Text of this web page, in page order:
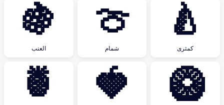
🍐
كمثرى
🍈
شمام
🍇
العنب
🥝
🍓
🍍